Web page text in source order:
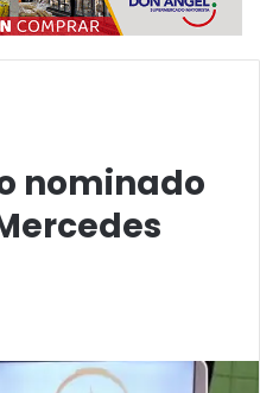
nominado